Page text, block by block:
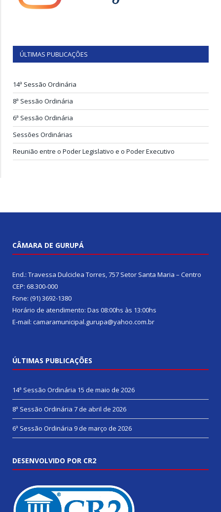
ÚLTIMAS PUBLICAÇÕES
14ª Sessão Ordinária
8ª Sessão Ordinária
6ª Sessão Ordinária
Sessões Ordinárias
Reunião entre o Poder Legislativo e o Poder Executivo
CÂMARA DE GURUPÁ
End.: Travessa Dulciclea Torres, 757 Setor Santa Maria – Centro
CEP: 68.300-000
Fone: (91) 3692-1380
Horário de atendimento: Das 08:00hs às 13:00hs
E-mail: camaramunicipal.gurupa@yahoo.com.br
ÚLTIMAS PUBLICAÇÕES
14ª Sessão Ordinária 15 de maio de 2026
8ª Sessão Ordinária 7 de abril de 2026
6ª Sessão Ordinária 9 de março de 2026
DESENVOLVIDO POR CR2